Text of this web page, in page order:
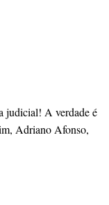
judicial! A verdade é
Adriano Afonso,